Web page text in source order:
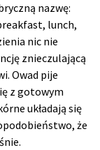
nazwę:
lunch,
nic nie
znieczulającą
Owad pije
z gotowym
układają się
że